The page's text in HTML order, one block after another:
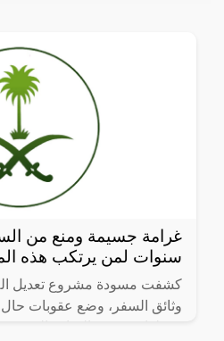
غرامة جسيمة ومنع من
سنوات لمن يرتكب هذه
كشفت مسودة مشروع تعديل
وثائق السفر، وضع عقوبات حال